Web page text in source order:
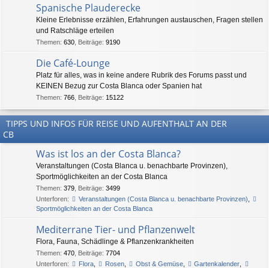
Spanische Plauderecke
Kleine Erlebnisse erzählen, Erfahrungen austauschen, Fragen stellen
und Ratschläge erteilen
Themen: 630 Beiträge: 9190
Die Café-Lounge
Platz für alles, was in keine andere Rubrik des Forums passt und
KEINEN Bezug zur Costa Blanca oder Spanien hat
Themen: 766 Beiträge: 15122
TIPPS UND INFOS FÜR REISE UND AUFENTHALT AN DER
CB
Was ist los an der Costa Blanca?
Veranstaltungen (Costa Blanca u. benachbarte Provinzen),
Sportmöglichkeiten an der Costa Blanca
Themen: 379 Beiträge: 3499
Unterforen:
Veranstaltungen (Costa Blanca u. benachbarte Provinzen)
Sportmöglichkeiten an der Costa Blanca
Mediterrane Tier- und Pflanzenwelt
Flora, Fauna, Schädlinge & Pflanzenkrankheiten
Themen: 470 Beiträge: 7704
Unterforen:
Flora, Rosen, Obst & Gemüse, Gartenkalender